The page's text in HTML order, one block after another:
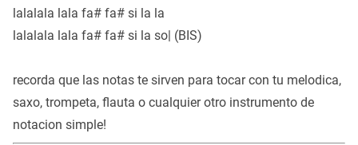
lalalala lala fa# fa# si la la
lalalala lala fa# fa# si la so| (BIS)
recorda que las notas te sirven para tocar con tu melodica,
saxo, trompeta, flauta o cualquier otro instrumento de
notacion simple!